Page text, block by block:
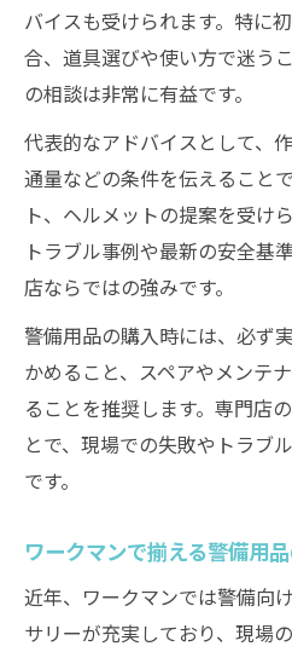
バイスも受けられます。特に
合、道具選びや使い方で迷う
の相談は非常に有益です。
代表的なアドバイスとして、
通量などの条件を伝えること
ト、ヘルメットの提案を受け
トラブル事例や最新の安全基
店ならではの強みです。
警備用品の購入時には、必ず
かめること、スペアやメンテ
ることを推奨します。専門店
とで、現場での失敗やトラブ
です。
ワークマンで揃える警備用
近年、ワークマンでは警備向
サリーが充実しており、現場